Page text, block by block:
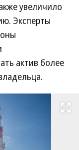
увеличило
Эксперты
актив более
Развернуть